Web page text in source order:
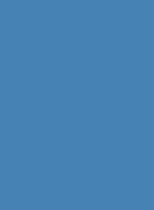
Fontos